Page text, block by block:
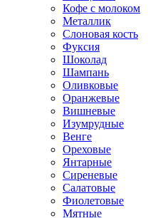
Кофе с молоком
Металлик
Слоновая кость
Фуксия
Шоколад
Шампань
Оливковые
Оранжевые
Вишневые
Изумрудные
Венге
Ореховые
Янтарные
Сиреневые
Салатовые
Фиолетовые
Мятные